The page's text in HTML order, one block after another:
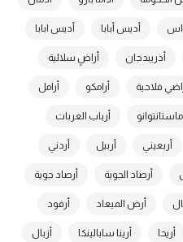
أديس أبابا أديس ابابا
أذريبدجان أراضٍ سلالية
فلاحية أرامكو أرامل
ماستانتوانو أرباب العربات
أربعيني أربيل أردني
أرصاد الجوية أرصاد جوية
أرض الميعاد أرفود
أريحا أرينا سابالينكا أزبال